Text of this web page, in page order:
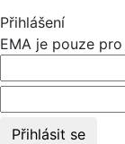
Přihlášení
EMA je pouze